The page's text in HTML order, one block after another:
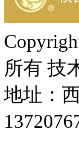
所有 技
地址：